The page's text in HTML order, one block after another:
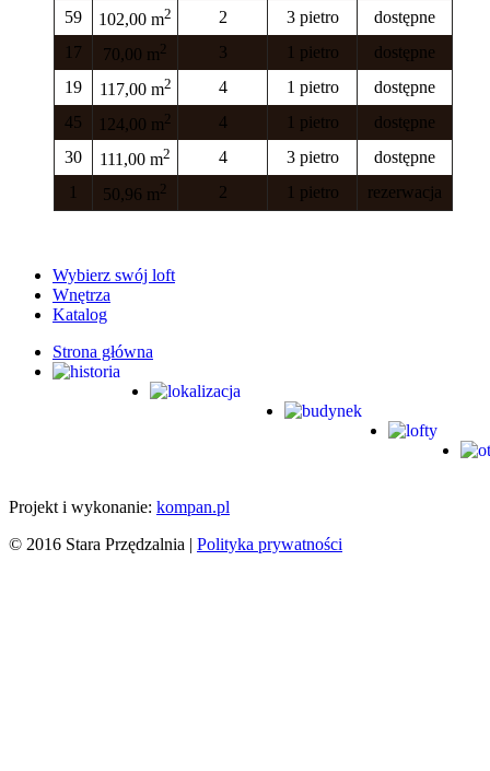
59
102,00 m2 2 3 pietro
dostępne
17
70,00 m2 3 1 pietro
dostępne
19
117,00 m2 4 1 pietro
dostępne
45
124,00 m2 4 1 pietro
dostępne
30
111,00 m2 4 3 pietro
dostępne
1
50,96 m2 2 1 pietro rezerwacja
Wybierz swój loft
Wnętrza
Katalog
Strona główna
Projekt i wykonanie: kompan.pl
© 2016 Stara Przędzalnia | Polityka prywatności